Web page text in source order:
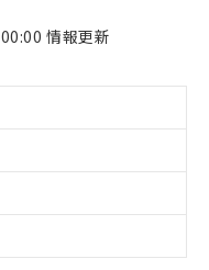
情報更新